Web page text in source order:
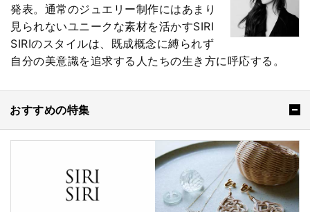
発表。通常のジュエリー制作にはあまり
見られないユニークな素材を活かすSIRI
SIRIのスタイルは、既成概念に縛られず
自分の美意識を追求する人たちの生き方に呼応する。
おすすめの特集